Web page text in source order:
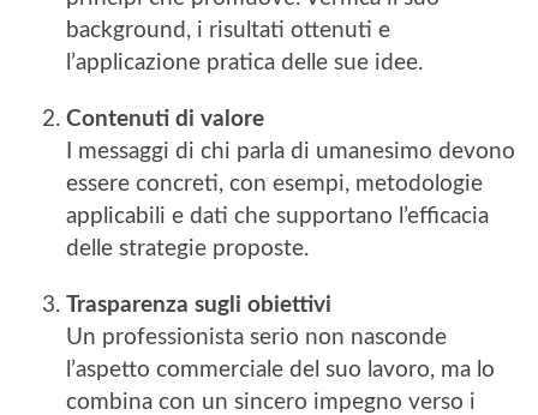
background, i risultati ottenuti e
l’applicazione pratica delle sue idee.
Contenuti di valore
I messaggi di chi parla di umanesimo devono
essere concreti, con esempi, metodologie
applicabili e dati che supportano l’efficacia
delle strategie proposte.
Trasparenza sugli obiettivi
Un professionista serio non nasconde
l’aspetto commerciale del suo lavoro, ma lo
combina con un sincero impegno verso i